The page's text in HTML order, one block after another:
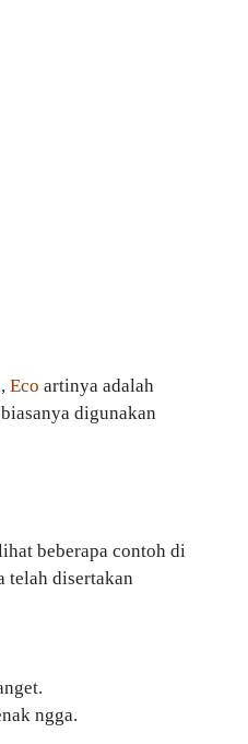
Eco artinya adalah
digunakan
beberapa contoh di
telah disertakan
ngga.